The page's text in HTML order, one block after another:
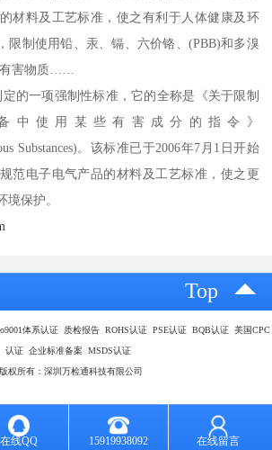
材料及工艺标准，使之有利于人体健康及环
限制使用铅、汞、镉、六价铬、(PBB)和多溴
有害物质……
的一项强制性标准，它的全称是《关于限制
中使用某些有害成分的指令》
Substances)。该标准已于2006年7月1日开始
范电子电气产品的材料及工艺标准，使之更
境保护。
Top
体系认证 质检报告 ROHS认证 PSE认证 BQB认证 美国CPC
认证 企业标准备案 MSDS认证
版权所有：深圳万检通科技有限公司
在线QQ 15919938092 在线留言